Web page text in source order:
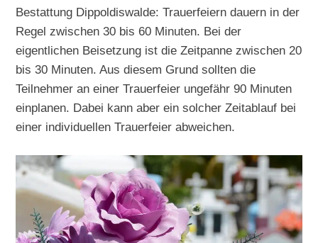
Bestattung Dippoldiswalde: Trauerfeiern dauern in der
Regel zwischen 30 bis 60 Minuten. Bei der
eigentlichen Beisetzung ist die Zeitpanne zwischen 20
bis 30 Minuten. Aus diesem Grund sollten die
Teilnehmer an einer Trauerfeier ungefähr 90 Minuten
einplanen. Dabei kann aber ein solcher Zeitablauf bei
einer individuellen Trauerfeier abweichen.